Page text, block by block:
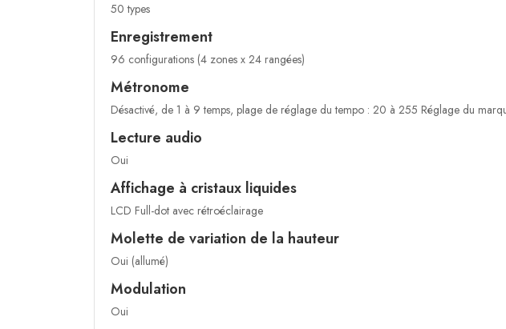
50 types
Enregistrement
96 configurations (4 zones x 24 rangées)
Métronome
Désactivé, de 1 à 9 temps, plage de réglage du tempo : 20 à 255 Réglage du
Lecture audio
Oui
Affichage à cristaux liquides
LCD Full-dot avec rétroéclairage
Molette de variation de la hauteur
Oui (allumé)
Modulation
Oui